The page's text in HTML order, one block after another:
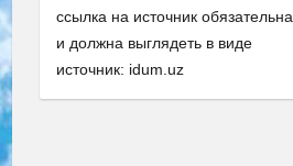
ссылка на источник обязательна
и должна выглядеть в виде
источник: idum.uz